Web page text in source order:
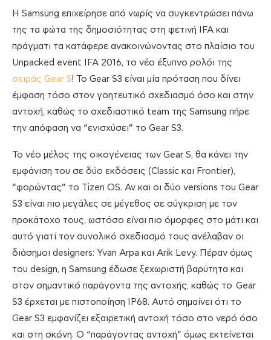
Η Samsung επιχείρησε από νωρίς να συγκεντρώσει πάνω
της τα φώτα της δημοσιότητας στη φετινή IFA και
πράγματι τα κατάφερε ανακοινώνοντας στο πλαίσιο του
Unpacked event IFA 2016, το νέο έξυπνο ρολόι της
σειράς Gear S! Το Gear S3 είναι μία πρόταση που δίνει
έμφαση τόσο στον γοητευτικό σχεδιασμό όσο και στην
αντοχή, καθώς το σχεδιαστικό team της Samsung πήρε
την απόφαση να “ενισχύσει” το Gear S3.
Το νέο μέλος της οικογένειας των Gear S, θα κάνει την
εμφάνιση του σε δύο εκδόσεις (Classic και Frontier),
“φορώντας” το Tizen OS. Αν και οι δύο versions του Gear
S3 είναι πιο μεγάλες σε μέγεθος σε σύγκριση με τον
προκάτοχο τους, ωστόσο είναι πιο όμορφες στο μάτι και
αυτό γιατί τον συνολικό σχεδιασμό τους ανέλαβαν οι
διάσημοι designers: Yvan Arpa και Arik Levy. Πέραν όμως
του design, η Samsung έδωσε ξεχωριστή βαρύτητα και
στον σημαντικό παράγοντα της αντοχής, καθώς το Gear
S3 έρχεται με πιστοποίηση IP68. Αυτό σημαίνει ότι το
Gear S3 εμφανίζει εξαιρετική αντοχή τόσο στο νερό όσο
και στη σκόνη. O “παράγοντας αντοχή” όμως εκτείνεται